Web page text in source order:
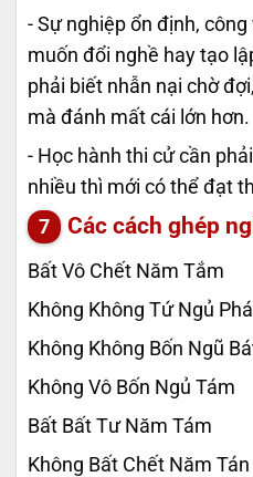
- Sự nghiệp ổn định,
muốn đổi nghề hay tạo
phải biết nhẫn nại chờ
mà đánh mất cái lớn hơn.
- Học hành thi cử cần
nhiều thì mới có thể đạt
Các cách ghép
Bất Vô Chết Năm Tắm
Không Không Tứ Ngủ
Không Không Bốn Ngũ
Không Vô Bốn Ngủ Tám
Bất Bất Tư Năm Tám
Không Bất Chết Năm Tán